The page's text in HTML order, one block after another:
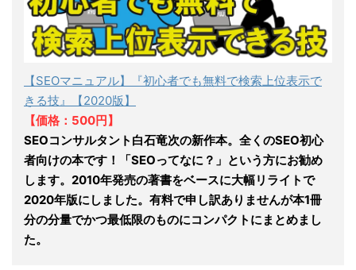
【SEOマニュアル】『初心者でも無料で検索上位表示で
きる技』【2020版】
【価格：500円】
SEOコンサルタント白石竜次の新作本。全くのSEO初心
者向けの本です！「SEOってなに？」という方にお勧め
します。2010年発売の著書をベースに大幅リライトで
2020年版にしました。有料で申し訳ありませんが本1冊
分の分量でかつ最低限のものにコンパクトにまとめまし
た。